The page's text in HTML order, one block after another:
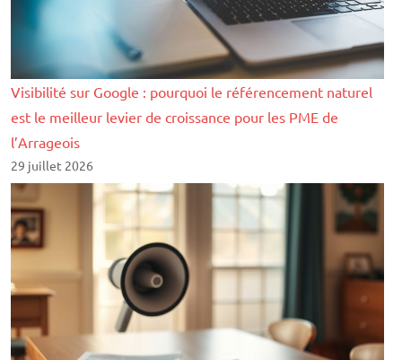
Visibilité sur Google : pourquoi le référencement naturel
est le meilleur levier de croissance pour les PME de
l’Arrageois
29 juillet 2026